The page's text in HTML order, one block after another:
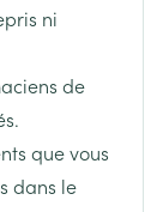
-
ni
de
que vous
dans le